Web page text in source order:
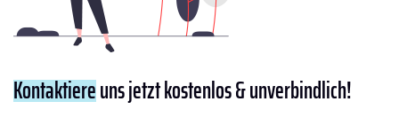
Kontaktiereuns jetzt kostenlos & unverbindlich!